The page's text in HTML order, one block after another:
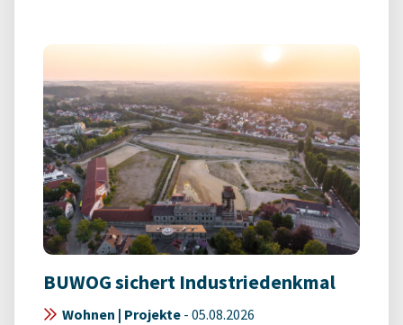
BUWOG sichert Industriedenkmal
Wohnen | Projekte - 05.08.2026